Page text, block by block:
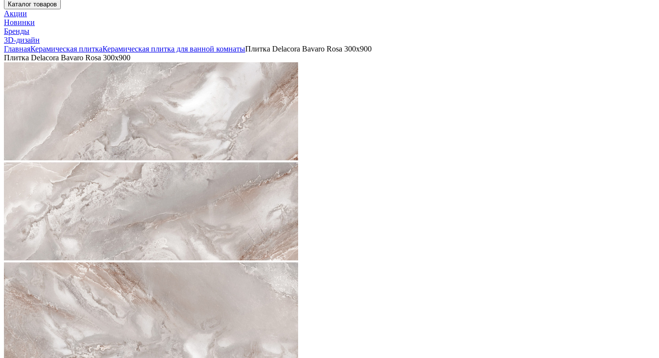
Каталог товаров
Акции
Новинки
Бренды
3D-дизайн
ГлавнаяКерамическая плиткаКерамическая плитка для ванной комнатыПлитка Delacora Bavaro Rosa 300x900
Плитка Delacora Bavaro Rosa 300x900